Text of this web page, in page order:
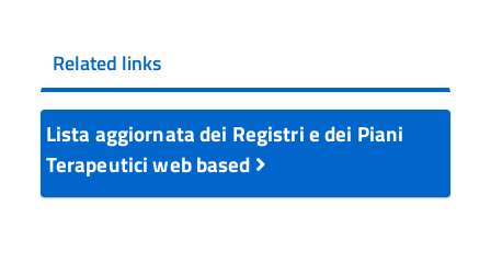
Related links
Lista aggiornata dei Registri e dei Piani
Terapeutici web based